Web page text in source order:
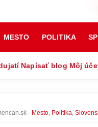
MESTO POLITIKA
Napísať blog Môj
· Mesto, Politika,